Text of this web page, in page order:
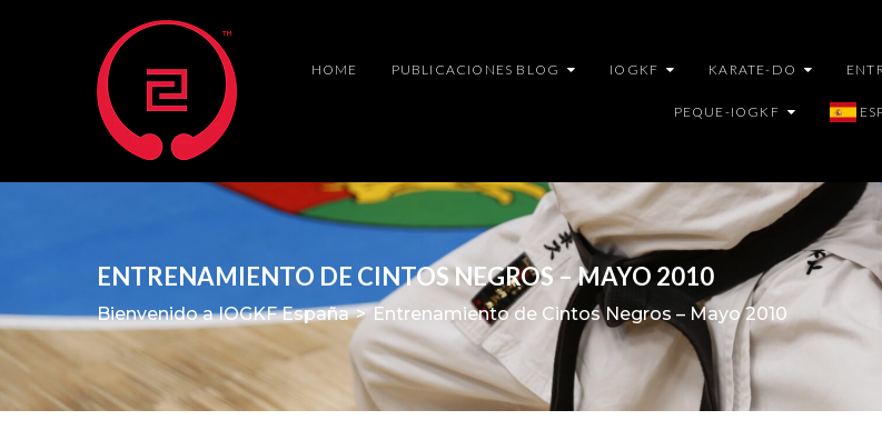
HOME PUBLICACIONES BLOG IOGKF KARATE-DO
PEQUE-IOGKF
ENTRENAMIENTO DE CINTOS NEGROS – MAYO 2010
Bienvenido a IOGKF España > Entrenamiento de Cintos Negros – Mayo 2010